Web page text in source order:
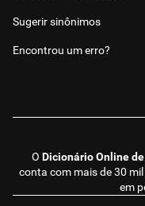
O Dicionário Online
conta com mais de 30
em
Sugerir sinônimos
Encontrou um erro?